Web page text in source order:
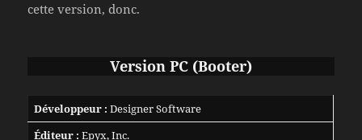
cette version, donc.
Version PC (Booter)
Développeur : Designer Software
Éditeur : Epyx, Inc.